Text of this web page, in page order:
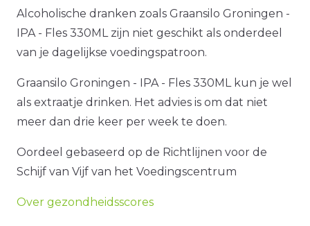
Alcoholische dranken zoals Graansilo Groningen -
IPA - Fles 330ML zijn niet geschikt als onderdeel
van je dagelijkse voedingspatroon.
Graansilo Groningen - IPA - Fles 330ML kun je wel
als extraatje drinken. Het advies is om dat niet
meer dan drie keer per week te doen.
Oordeel gebaseerd op de Richtlijnen voor de
Schijf van Vijf van het Voedingscentrum
Over gezondheidsscores